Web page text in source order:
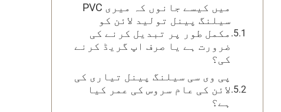
میں کیسے جانوں کہ میری PVC
سیلنگ پینل تولید لائن کو
مکمل طور پر تبدیل کرنے کی
ضرورت ہے یا صرف اپ گریڈ کرنے
کی؟
پی وی سی سیلنگ پینل تیاری کی
لائن کی عام سروس کی عمر کیا
ہے؟